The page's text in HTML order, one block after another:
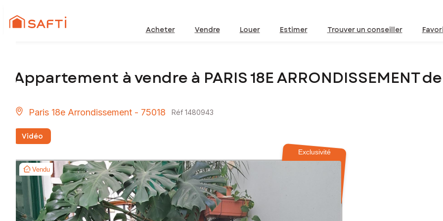
Acheter Vendre Louer Estimer Trouver un conseiller
Appartement à vendre à PARIS 18E ARRONDISSEMENT
Paris 18e Arrondissement - 75018 Réf 1480943
Vidéo
Exclusivité
Vendu